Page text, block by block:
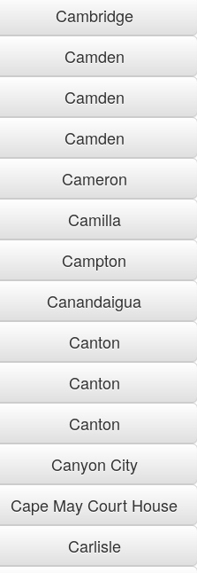
Cambridge
Camden
Camden
Camden
Cameron
Camilla
Campton
Canandaigua
Canton
Canton
Canton
Canyon City
Cape May Court House
Carlisle